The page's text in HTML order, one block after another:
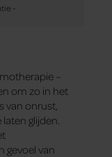
–
om zo in het
van onrust,
glijden.
gevoel van